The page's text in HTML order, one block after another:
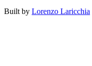
Built by Lorenzo Laricchia